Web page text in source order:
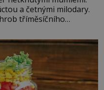
a četnými milodary.
tříměsíčního
zdejším klimatickým
a extrémně